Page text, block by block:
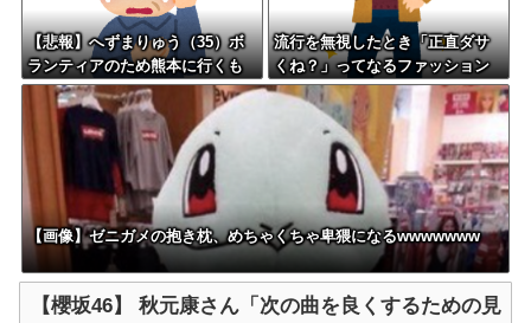
【悲報】へずまりゅう（35）ボ
ランティアのため熊本に行くも
体調不良で病院に行く
流行を無視したとき「正直ダサ
くね？」ってなるファッション
上げてけ
【画像】ゼニガメの抱き枕、めちゃくちゃ卑猥になるwwwwwww
【櫻坂46】 秋元康さん「次の曲を良くするための見